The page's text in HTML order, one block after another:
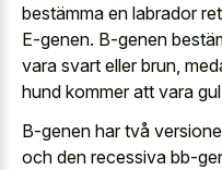
bestämma en labrador
E-genen. B-genen
vara svart eller brun,
hund kommer att vara
B-genen har två
och den recessiva bb-